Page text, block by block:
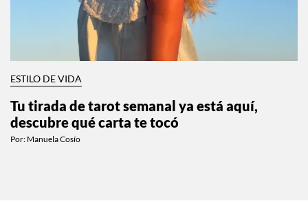
ESTILO DE VIDA
Tu tirada de tarot semanal ya está aquí,
descubre qué carta te tocó
Por: Manuela Cosío